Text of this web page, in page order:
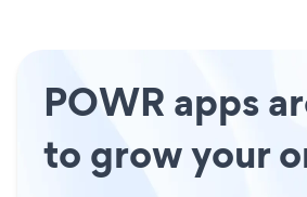
POWR apps
to grow your